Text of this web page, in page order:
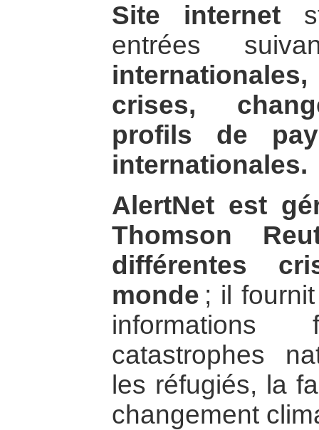
Site internet
entrées
crises,
profils de
internationales.
AlertNet est
Thomson
différentes
monde ; il
catastrophes
les réfugiés, la
changement